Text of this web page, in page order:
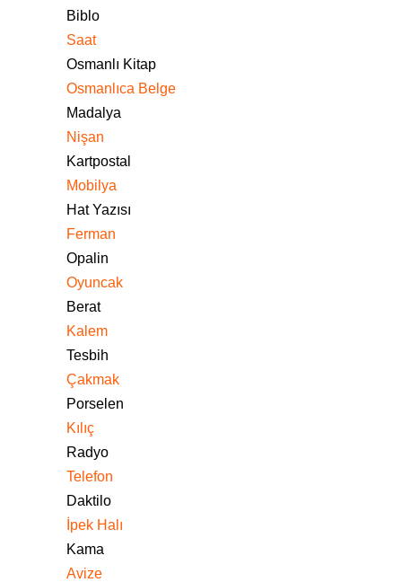
Biblo
Saat
Osmanlı Kitap
Osmanlıca Belge
Madalya
Nişan
Kartpostal
Mobilya
Hat Yazısı
Ferman
Opalin
Oyuncak
Berat
Kalem
Tesbih
Çakmak
Porselen
Kılıç
Radyo
Telefon
Daktilo
İpek Halı
Kama
Avize